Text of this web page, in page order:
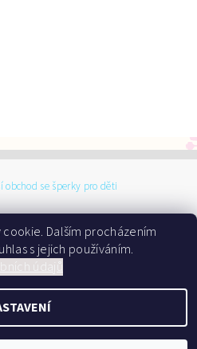
obchod se šperky pro děti
, všechna práva vyhrazena
Shoptet
Dalším procházením
s jejich používáním.
údajů